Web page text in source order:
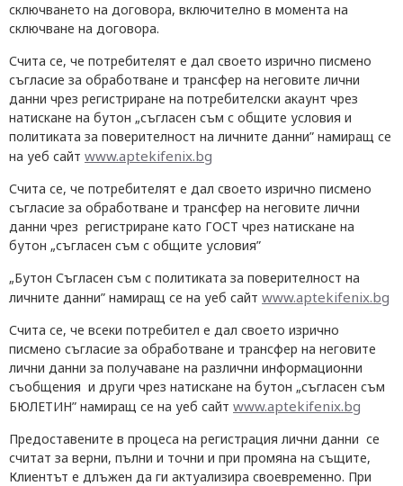
сключването на договора, включително в момента на
сключване на договора.
Счита се, че потребителят е дал своето изрично писмено
съгласие за обработване и трансфер на неговите лични
данни чрез регистриране на потребителски акаунт чрез
натискане на бутон „съгласен съм с общите условия и
политиката за поверителност на личните данни” намиращ се
на уеб сайт www.aptekifenix.bg
Счита се, че потребителят е дал своето изрично писмено
съгласие за обработване и трансфер на неговите лични
данни чрез регистриране като ГОСТ чрез натискане на
бутон „съгласен съм с общите условия”
„Бутон Съгласен съм с политиката за поверителност на
личните данни” намиращ се на уеб сайт www.aptekifenix.bg
Счита се, че всеки потребител е дал своето изрично
писмено съгласие за обработване и трансфер на неговите
лични данни за получаване на различни информационни
съобщения и други чрез натискане на бутон „съгласен съм
БЮЛЕТИН” намиращ се на уеб сайт www.aptekifenix.bg
Предоставените в процеса на регистрация лични данни се
считат за верни, пълни и точни и при промяна на същите,
Клиентът е длъжен да ги актуализира своевременно. При